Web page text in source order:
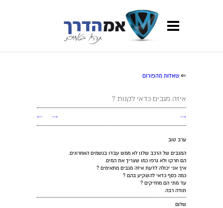
⇐ שאלות מהפורום
איזה מגבים כדאי לקנות ?
→
→
←
ערב טוב
המגבים של הרכב שלנו לא ממש עבדו בגשמים האחרונים.
הם חרקו ולא גרפו כמו שצריך את המים.
איך אני יכולה לדעת איזה מגבים מתאימים ?
כמה כסף כדאי להשקיע בהם ?
עד מתי הם מחזיקים ?
תודה רבה
שלום